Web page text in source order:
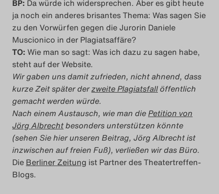
BP: Da würde ich widersprechen. Aber es gibt heute
ja noch ein anderes brisantes Thema: Was sagen Sie
zu den Vorwürfen gegen die Jurorin Daniele
Muscionico in der Plagiatsaffäre?
TO: Wie man so sagt: Was ich dazu zu sagen habe,
steht auf der Website.
Wir gaben uns damit zufrieden, nicht ahnend, dass
kurze Zeit später derzweite Plagiatsfallöffentlich
gemacht werden würde.
Nach einem Austausch, wie man diePetition von
Jörg Albrechtbesonders unterstützen könnte
(sehen Sie hier unseren Beitrag, Jörg Albrecht ist
inzwischen auf freien Fuß), verließen wir das Büro.
Die Berliner Zeitung ist Partner des Theatertreffen-
Blogs.